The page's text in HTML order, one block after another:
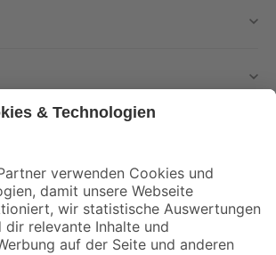
Angebote und Aktionen mehr verpassen!